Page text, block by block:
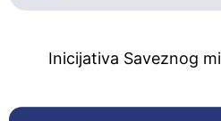
Inicijativa Saveznog